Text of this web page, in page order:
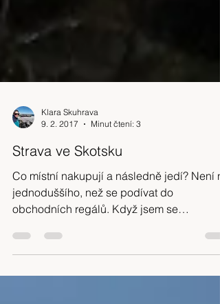
9. 2. 2017
Minut čtení: 3
Strava ve Skotsku
jednoduššího, než se podívat do
obchodních regálů. Když jsem se
přestěhovala do Skotska, netuši